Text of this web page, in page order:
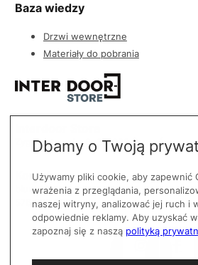
Baza wiedzy
Drzwi wewnętrzne
Materiały do pobrania
Zygmuntowska 8, 35-030 Rzeszów
Kontakt
biuro@interdoorstore.pl
576 096 900
Dbamy o Twoją
Używamy pliki cookie, aby zapewnić
wrażenia z przeglądania,
naszej witryny, analizować jej ruch i
odpowiednie reklamy. Aby uzyskać
zapoznaj się z naszą polityką